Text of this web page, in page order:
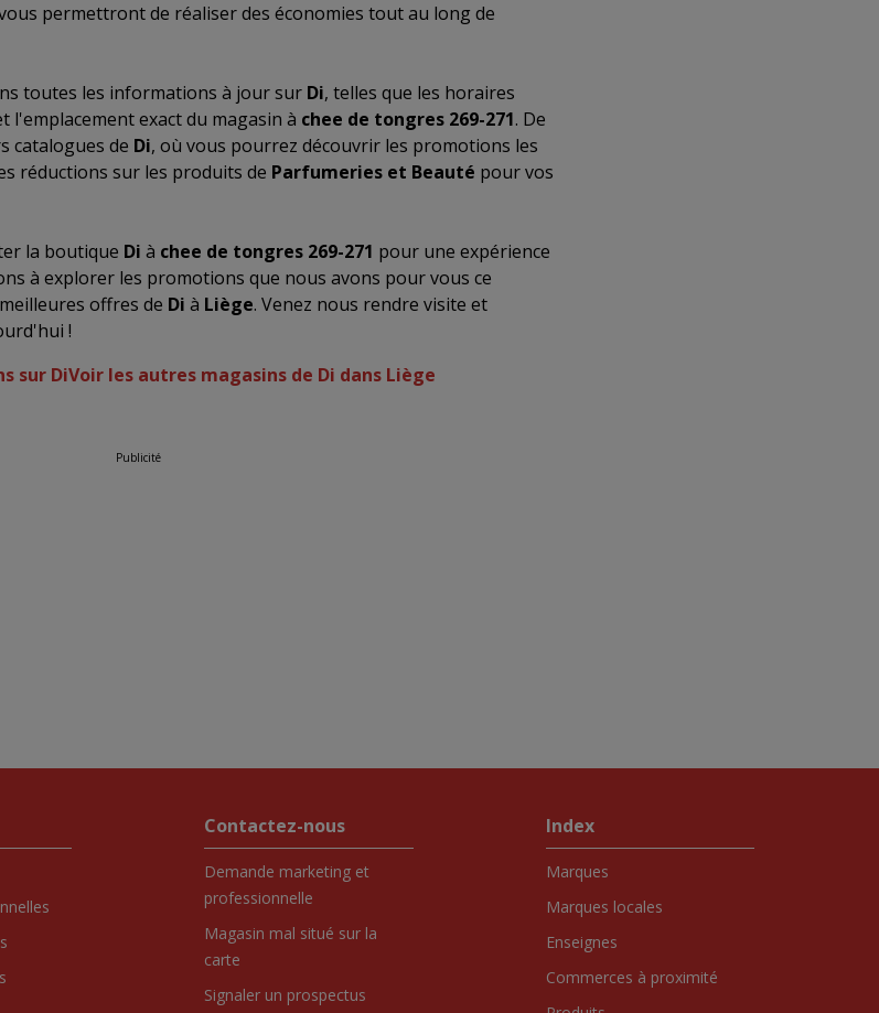
permettront de réaliser des économies tout au long de
toutes les informations à jour sur Di, telles que les horaires
l'emplacement exact du magasin à chee de tongres 269-271. De
catalogues de Di, où vous pourrez découvrir les promotions les
réductions sur les produits de Parfumeries et Beauté pour vos
la boutique Di à chee de tongres 269-271 pour une expérience
à explorer les promotions que nous avons pour vous ce
offres de Di à Liège. Venez nous rendre visite et
!
sur DiVoir les autres magasins de Di dans Liège
Publicité
Contactez-nous
Demande marketing et
professionnelle
Magasin mal situé sur la
carte
Signaler un prospectus
Index
Marques
Marques locales
Enseignes
Commerces à proximité